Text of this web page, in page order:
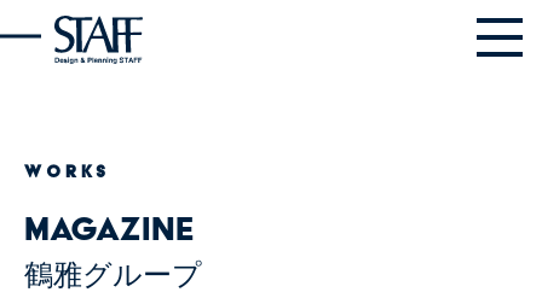
WORKS
Magazine
鶴雅グループ